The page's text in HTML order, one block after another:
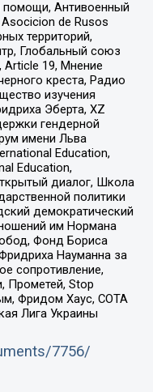
помощи, Антивоенный
de Rusos
территорий,
Глобальный союз
Article 19, Мнение
креста, Радио
изучения
Эберта, XZ
гендерной
имени Льва
Education,
Education,
диалог, Школа
политики
демократический
им Нормана
Фонд Бориса
Науманна за
сопротивление,
Прометей, Stop
Фридом Хаус, СОТА
Лига Украины
7756/